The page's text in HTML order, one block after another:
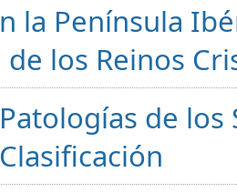
la Península
los Reinos
de